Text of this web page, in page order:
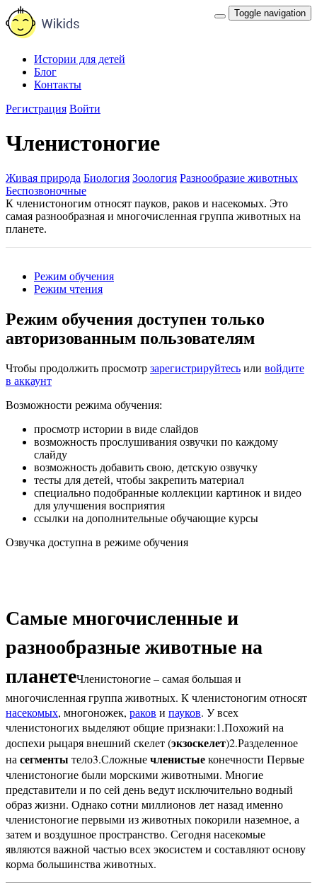
Toggle navigation
Истории для детей
Блог
Контакты
Регистрация Войти
Членистоногие
Живая природа Биология Зоология Разнообразие животных
Беспозвоночные
К членистоногим относят пауков, раков и насекомых. Это
самая разнообразная и многочисленная группа животных на
планете.
Режим обучения
Режим чтения
Режим обучения доступен только
авторизованным пользователям
Чтобы продолжить просмотр зарегистрируйтесь или войдите
в аккаунт
Возможности режима обучения:
просмотр истории в виде слайдов
возможность прослушивания озвучки по каждому
слайду
возможность добавить свою, детскую озвучку
тесты для детей, чтобы закрепить материал
специально подобранные коллекции картинок и видео
для улучшения восприятия
ссылки на дополнительные обучающие курсы
Озвучка доступна в режиме обучения
Самые многочисленные и
разнообразные животные на
планетеЧленистоногие– самая большая и
многочисленная группа животных. К членистоногим относят
насекомых, многоножек, раков и пауков. У всех
членистоногих выделяют общие признаки:1.Похожий на
доспехи рыцаря внешний скелет (экзоскелет)2.Разделенное
на сегменты тело3.Сложныечленистыеконечности Первые
членистоногие были морскими животными. Многие
представители и по сей день ведут исключительно водный
образ жизни. Однако сотни миллионов лет назад именно
членистоногие первыми из животных покорили наземное, а
затем и воздушное пространство. Сегодня насекомые
являются важной частью всех экосистем и составляют основу
корма большинства животных.